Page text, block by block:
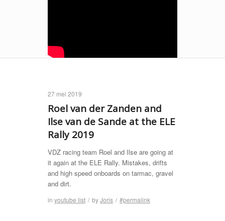
27 mei 2019
Roel van der Zanden and
Ilse van de Sande at the ELE
Rally 2019
VDZ racing team Roel and Ilse are going at
it again at the ELE Rally. Mistakes, drifts
and high speed onboards on tarmac, gravel
and dirt.
in youtube list / byJoris / #permalink